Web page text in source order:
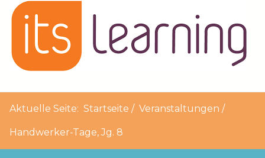
Aktuelle Seite: Startseite Veranstaltungen
Handwerker-Tage, Jg. 8